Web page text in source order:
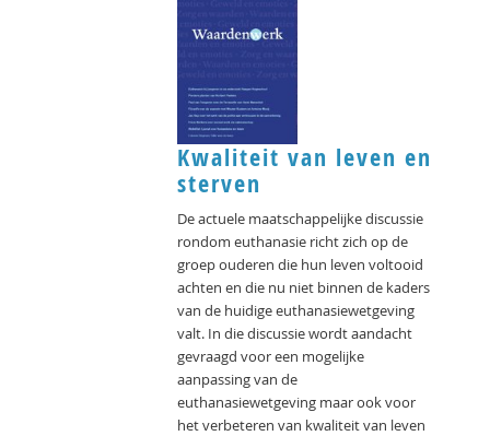
Kwaliteit van leven en
sterven
De actuele maatschappelijke discussie
rondom euthanasie richt zich op de
groep ouderen die hun leven voltooid
achten en die nu niet binnen de kaders
van de huidige euthanasiewetgeving
valt. In die discussie wordt aandacht
gevraagd voor een mogelijke
aanpassing van de
euthanasiewetgeving maar ook voor
het verbeteren van kwaliteit van leven